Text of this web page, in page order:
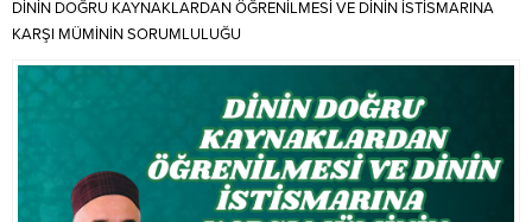
DİNİN DOĞRU KAYNAKLARDAN ÖĞRENİLMESİ VE DİNİN İSTİSMARINA
KARŞI MÜMİNİN SORUMLULUĞU